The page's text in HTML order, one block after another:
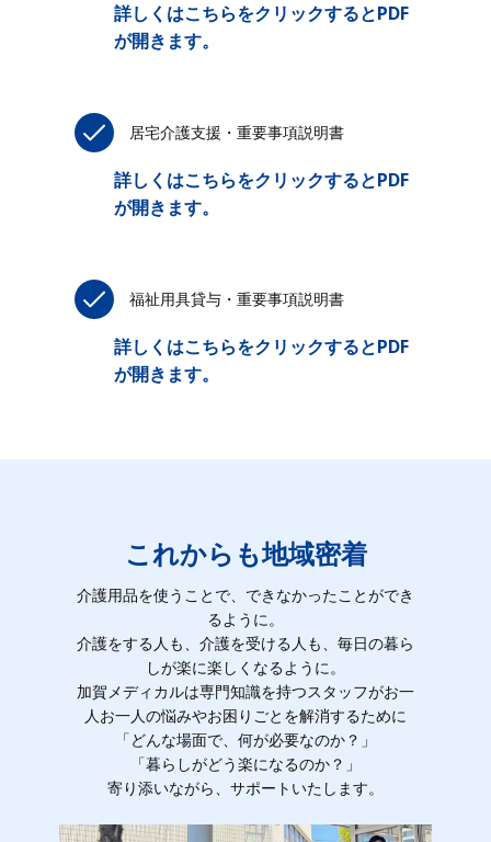
詳しくはこちらをクリックするとPDF
が開きます。
居宅介護支援・重要事項説明書
詳しくはこちらをクリックするとPDF
が開きます。
福祉用具貸与・重要事項説明書
詳しくはこちらをクリックするとPDF
が開きます。
これからも地域密着
介護用品を使うことで、できなかったことができ
るように。
介護をする人も、介護を受ける人も、毎日の暮ら
しが楽に楽しくなるように。
加賀メディカルは専門知識を持つスタッフがお一
人お一人の悩みやお困りごとを解消するために
「どんな場面で、何が必要なのか？」
「暮らしがどう楽になるのか？」
寄り添いながら、サポートいたします。